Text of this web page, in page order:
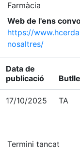
Farmàcia
Web de l'ens
https://
nosaltres/
Data de
publicació
17/10/2025 TA
Termini tancat